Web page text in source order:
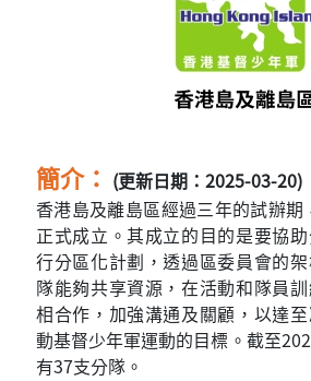
簡介： (更新日期：2025-03-20)
香港島及離島區經過三年的試辦期
正式成立。其成立的目的是要協
行分區化計劃，透過區委員會的
隊能夠共享資源，在活動和隊員
相合作，加強溝通及關顧，以達
動基督少年軍運動的目標。截至
有37支分隊。